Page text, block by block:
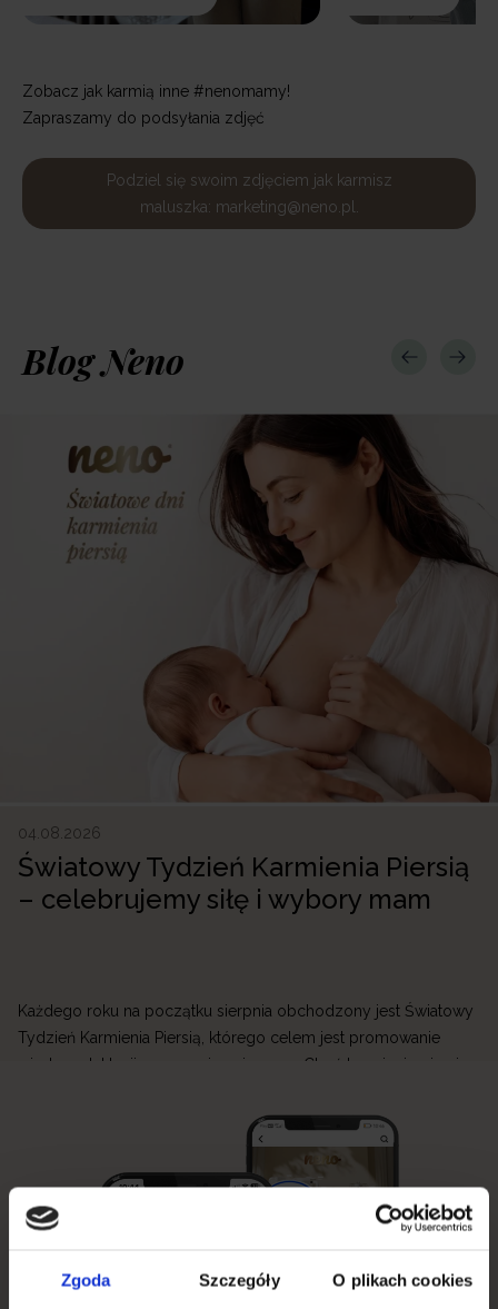
Zgoda Szczegóły O plikach cookies
Zobacz jak karmią inne #nenomamy!
Zapraszamy do podsyłania zdjęć
Podziel się swoim zdjęciem jak karmisz
maluszka: marketing@neno.pl.
Blog Neno
04.08.2026
Światowy Tydzień Karmienia Piersią
– celebrujemy siłę i wybory mam
Każdego roku na początku sierpnia obchodzony jest Światowy
Tydzień Karmienia Piersią, którego celem jest promowanie
wiedzy o laktacji oraz wspieranie mam. Choć karmienie piersią
mogą być wymagające. W Neno wierzymy, że każda mama
zasługuje na wsparcie, dlatego tworzymy produkty, które
ułatwiają przygodę z laktacją i sprawiają, że codzienne […]